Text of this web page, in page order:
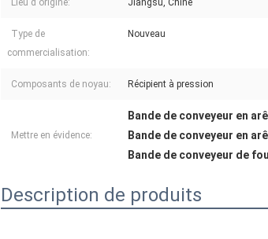
Lieu d'origine: Jiangsu, Chine
Type de
commercialisation:
Nouveau
Composants de noyau: Récipient à pression
Mettre en évidence:
Bande de conveyeur en
Bande de conveyeur en
Bande de conveyeur de
Description de produits